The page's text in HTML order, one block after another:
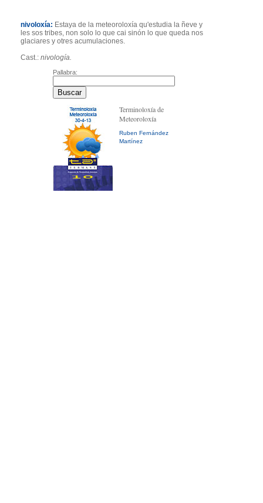
nivoloxía: Estaya de la meteoroloxía qu'estudia la ñeve y
les sos tribes, non solo lo que cai sinón lo que queda nos
glaciares y otres acumulaciones.
Cast.: nivología.
Pallabra:
Terminoloxía de
Meteoroloxía
Ruben Fernández
Martínez